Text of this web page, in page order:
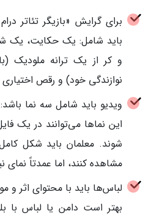
برای گرایش «بازیگر تئاتر
باید شامل: یک حکایت، یک
و کر از یک ترانه ملودیک
نوازندگی خود) و رقص
ویدیو باید شامل سه نما
این نماها می‌توانند در یک
شوند. معلمان باید شکل
مشاهده کنند، اما عمدتاً
لباس‌ها باید با محتوای اثر و
بهتر است دامن یا لباس با